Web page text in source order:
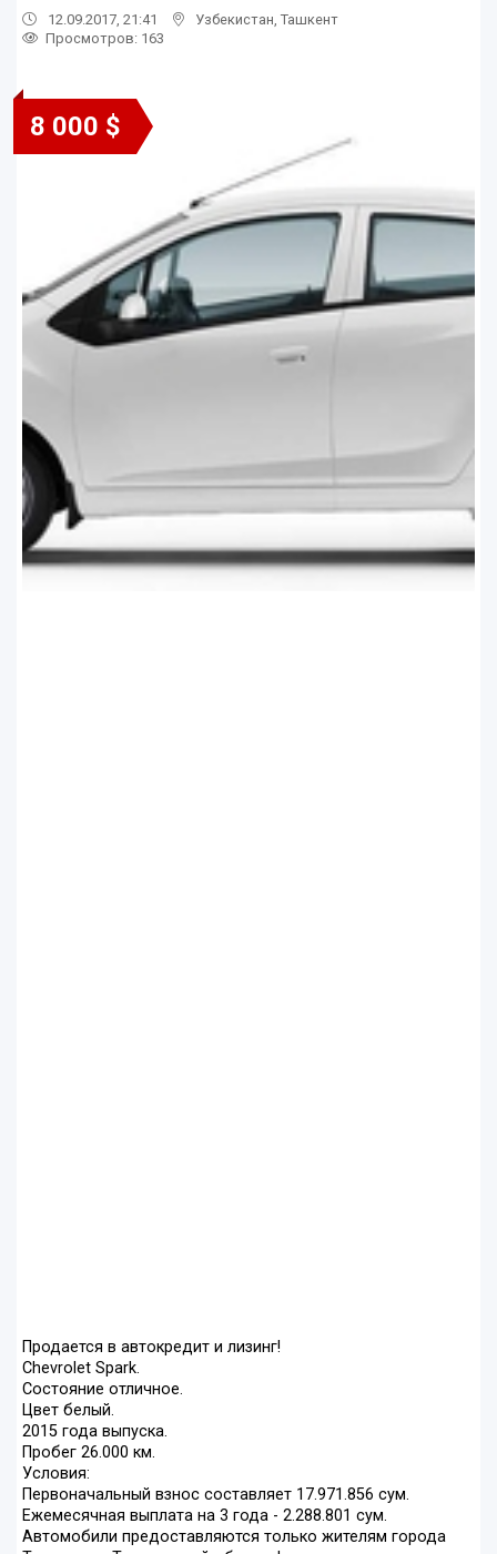
12.09.2017, 21:41 Узбекистан Ташкент
Просмотров: 163
8 000 $
Продается в автокредит и лизинг!
Chevrolet Spark.
Состояние отличное.
Цвет белый.
2015 года выпуска.
Пробег 26.000 км.
Условия:
Первоначальный взнос составляет 17.971.856 сум.
Ежемесячная выплата на 3 года - 2.288.801 сум.
Автомобили предоставляются только жителям города